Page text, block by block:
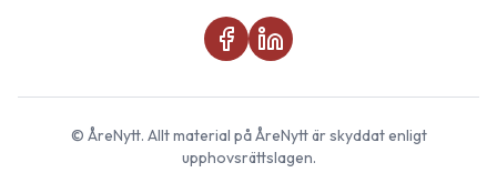
© ÅreNytt. Allt material påÅreNyttär skyddat enligt
upphovsrättslagen.